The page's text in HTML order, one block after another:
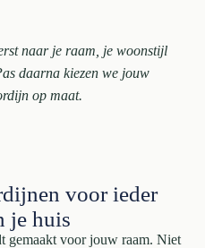
naar je raam, je woonstijl
daarna kiezen we jouw
op maat.
voor ieder
je huis
gemaakt voor jouw raam. Niet